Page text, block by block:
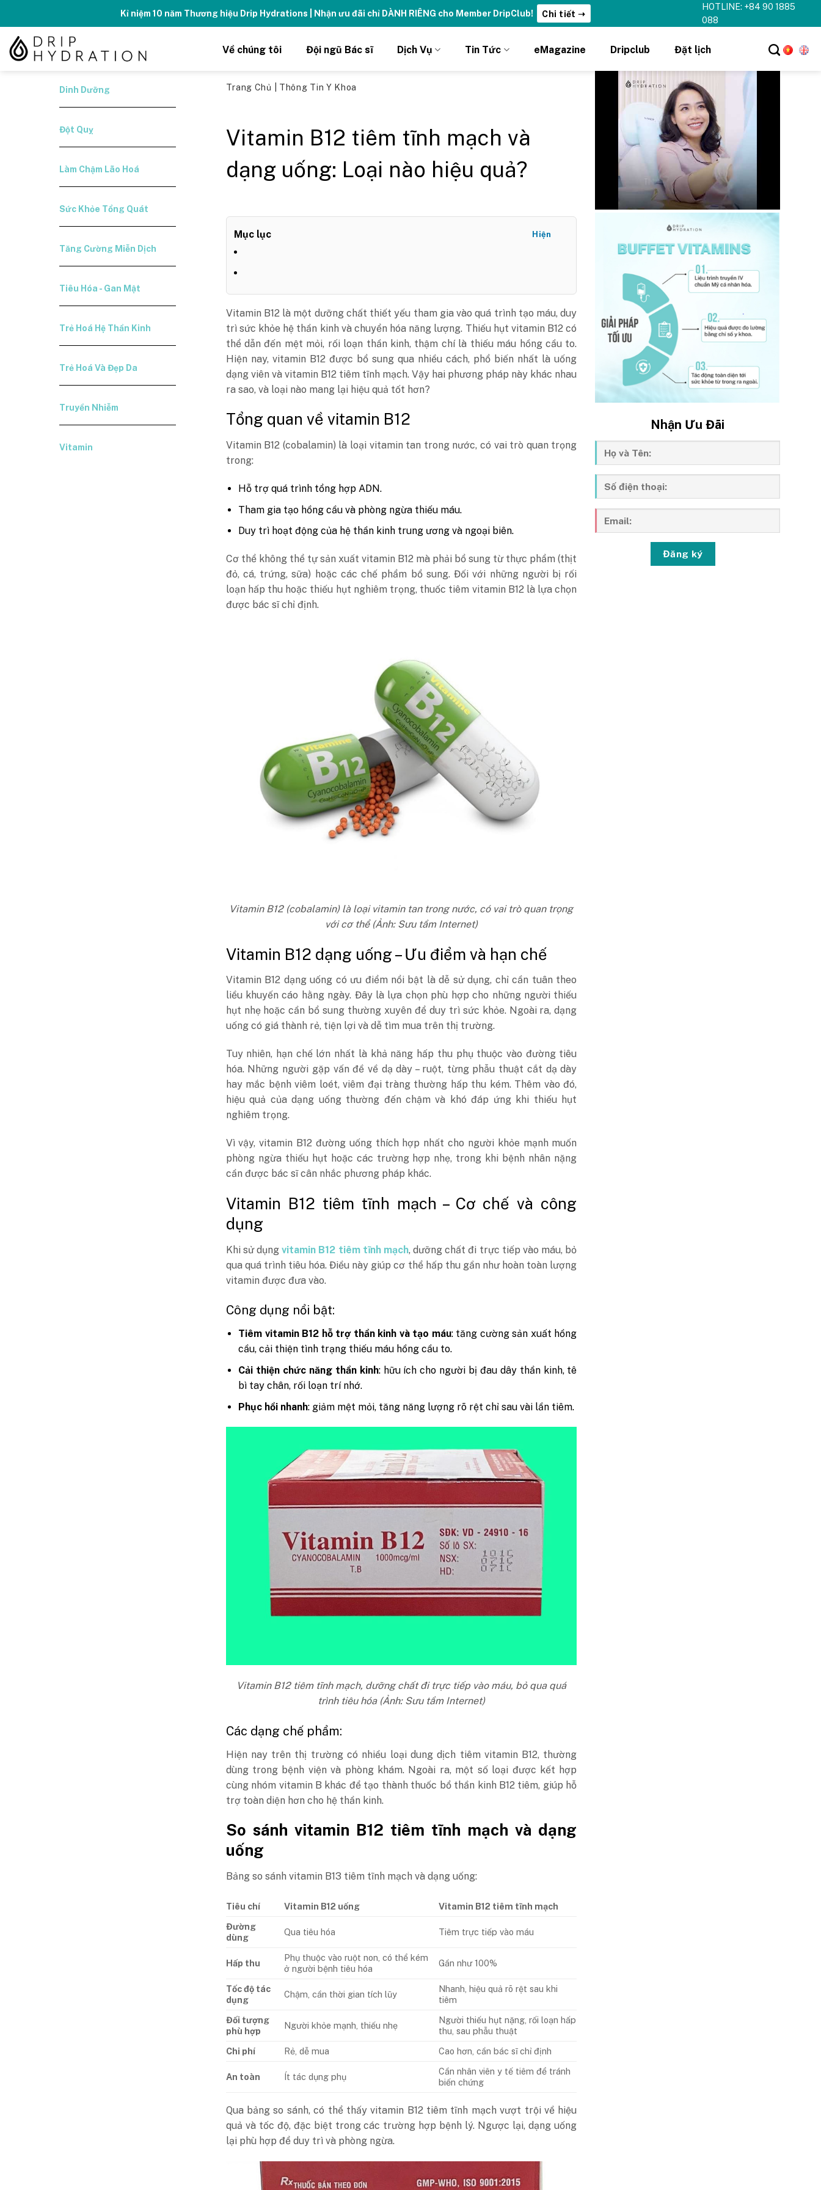
content
Tăng năng lượng - sống đỉnh cao với thẻ Vitamin Drip Membership. Xem ngay ➝
HOTLINE: +84 90 1885
088
Về chúng tôi Đội ngũ Bác sĩ Dịch Vụ Tin Tức eMagazine Dripclub Đặt lịch
Dinh Dưỡng
Đột Quỵ
Làm Chậm Lão Hoá
Sức Khỏe Tổng Quát
Tăng Cường Miễn Dịch
Tiêu Hóa - Gan Mật
Trẻ Hoá Hệ Thần Kinh
Trẻ Hoá Và Đẹp Da
Truyền Nhiễm
Vitamin
Trang Chủ Thông Tin Y Khoa
Vitamin B12 tiêm tĩnh mạch và
dạng uống: Loại nào hiệu quả?
Mục lục Hiện
Vitamin B12 là một dưỡng chất thiết yếu tham gia vào quá trình tạo máu, duy
trì sức khỏe hệ thần kinh và chuyển hóa năng lượng. Thiếu hụt vitamin B12 có
thể dẫn đến mệt mỏi, rối loạn thần kinh, thậm chí là thiếu máu hồng cầu to.
Hiện nay, vitamin B12 được bổ sung qua nhiều cách, phổ biến nhất là uống
dạng viên và vitamin B12 tiêm tĩnh mạch. Vậy hai phương pháp này khác nhau
ra sao, và loại nào mang lại hiệu quả tốt hơn?
Tổng quan về vitamin B12
Vitamin B12 (cobalamin) là loại vitamin tan trong nước, có vai trò quan trọng
trong:
Hỗ trợ quá trình tổng hợp ADN.
Tham gia tạo hồng cầu và phòng ngừa thiếu máu.
Duy trì hoạt động của hệ thần kinh trung ương và ngoại biên.
Cơ thể không thể tự sản xuất vitamin B12 mà phải bổ sung từ thực phẩm (thịt
đỏ, cá, trứng, sữa) hoặc các chế phẩm bổ sung. Đối với những người bị rối
loạn hấp thu hoặc thiếu hụt nghiêm trọng, thuốc tiêm vitamin B12 là lựa chọn
được bác sĩ chỉ định.
Vitamin B12 (cobalamin) là loại vitamin tan trong nước, có vai trò quan trọng
với cơ thể (Ảnh: Sưu tầm Internet)
Vitamin B12 dạng uống – Ưu điểm và hạn chế
Vitamin B12 dạng uống có ưu điểm nổi bật là dễ sử dụng, chỉ cần tuân theo
liều khuyến cáo hằng ngày. Đây là lựa chọn phù hợp cho những người thiếu
hụt nhẹ hoặc cần bổ sung thường xuyên để duy trì sức khỏe. Ngoài ra, dạng
uống có giá thành rẻ, tiện lợi và dễ tìm mua trên thị trường.
Tuy nhiên, hạn chế lớn nhất là khả năng hấp thu phụ thuộc vào đường tiêu
hóa. Những người gặp vấn đề về dạ dày – ruột, từng phẫu thuật cắt dạ dày
hay mắc bệnh viêm loét, viêm đại tràng thường hấp thu kém. Thêm vào đó,
hiệu quả của dạng uống thường đến chậm và khó đáp ứng khi thiếu hụt
nghiêm trọng.
Vì vậy, vitamin B12 đường uống thích hợp nhất cho người khỏe mạnh muốn
phòng ngừa thiếu hụt hoặc các trường hợp nhẹ, trong khi bệnh nhân nặng
cần được bác sĩ cân nhắc phương pháp khác.
Vitamin B12 tiêm tĩnh mạch – Cơ chế và công
dụng
Khi sử dụngvitamin B12 tiêm tĩnh mạch, dưỡng chất đi trực tiếp vào máu, bỏ
qua quá trình tiêu hóa. Điều này giúp cơ thể hấp thu gần như hoàn toàn lượng
vitamin được đưa vào.
Công dụng nổi bật:
Tiêm vitamin B12 hỗ trợ thần kinh và tạo máu: tăng cường sản xuất hồng
cầu, cải thiện tình trạng thiếu máu hồng cầu to.
Cải thiện chức năng thần kinh: hữu ích cho người bị đau dây thần kinh, tê
bì tay chân, rối loạn trí nhớ.
Phục hồi nhanh: giảm mệt mỏi, tăng năng lượng rõ rệt chỉ sau vài lần tiêm.
Vitamin B12 tiêm tĩnh mạch, dưỡng chất đi trực tiếp vào máu, bỏ qua quá
trình tiêu hóa (Ảnh: Sưu tầm Internet)
Các dạng chế phẩm:
Hiện nay trên thị trường có nhiều loại dung dịch tiêm vitamin B12, thường
dùng trong bệnh viện và phòng khám. Ngoài ra, một số loại được kết hợp
cùng nhóm vitamin B khác để tạo thành thuốc bổ thần kinh B12 tiêm, giúp hỗ
trợ toàn diện hơn cho hệ thần kinh.
So sánh vitamin B12 tiêm tĩnh mạch và dạng
uống
Bảng so sánh vitamin B13 tiêm tĩnh mạch và dạng uống:
Tiêu chí Vitamin B12 uống
Vitamin B12 tiêm tĩnh mạch
Đường
dùng
Qua tiêu hóa Tiêm trực tiếp vào máu
Hấp thu
Phụ thuộc vào ruột non, có thể kém
ở người bệnh tiêu hóa
Gần như 100%
Tốc độ tác
dụng
Chậm, cần thời gian tích lũy
Nhanh, hiệu quả rõ rệt sau khi
tiêm
Đối tượng
phù hợp
Người khỏe mạnh, thiếu nhẹ
Người thiếu hụt nặng, rối loạn hấp
thu, sau phẫu thuật
Chi phí
Rẻ, dễ mua Cao hơn, cần bác sĩ chỉ định
An toàn Ít tác dụng phụ
Cần nhân viên y tế tiêm để tránh
biến chứng
Qua bảng so sánh, có thể thấy vitamin B12 tiêm tĩnh mạch vượt trội về hiệu
quả và tốc độ, đặc biệt trong các trường hợp bệnh lý. Ngược lại, dạng uống
lại phù hợp để duy trì và phòng ngừa.
Nhận Ưu Đãi
Đăng ký